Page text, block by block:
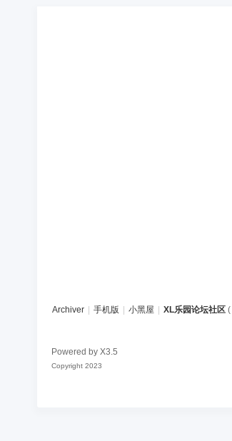
Archiver 手机版 小黑屋 XL乐园论坛社区 (
Powered by X3.5
Copyright 2023